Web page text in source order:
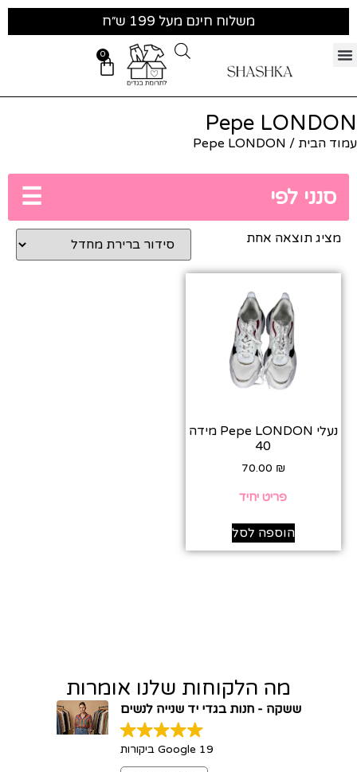
משלוח חינם מעל 199 ש״ח
0
Pepe LONDON
עמוד הבית / Pepe LONDON
סנני לפי ☰
מציג תוצאה אחת
נעלי Pepe LONDON מידה
40
70.00 ₪
פריט יחיד
הוספה לסל
מה הלקוחות שלנו אומרות
ששקה - חנות בגדי יד שנייה לנשים
19 Google ביקורות